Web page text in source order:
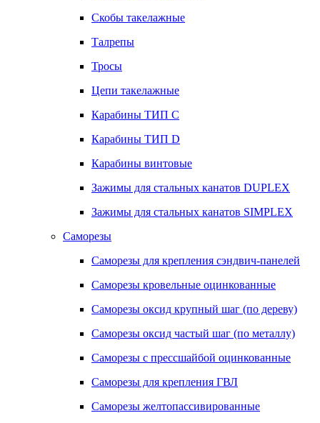
Скобы такелажные
Талрепы
Тросы
Цепи такелажные
Карабины ТИП C
Карабины ТИП D
Карабины винтовые
Зажимы для стальных канатов DUPLEX
Зажимы для стальных канатов SIMPLEX
Саморезы
Саморезы для крепления сэндвич-панелей
Саморезы кровельные оцинкованные
Саморезы оксид крупный шаг (по дереву)
Саморезы оксид частый шаг (по металлу)
Саморезы с прессшайбой оцинкованные
Саморезы для крепления ГВЛ
Саморезы желтопассивированные